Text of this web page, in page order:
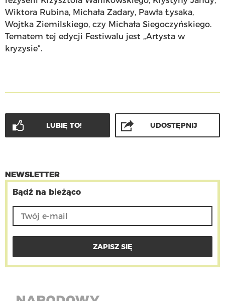
Wiktora Rubina, Michała Zadary, Pawła Łysaka,
Wojtka Ziemilskiego, czy Michała Siegoczyńskiego.
Tematem tej edycji Festiwalu jest „Artysta w
kryzysie”.
LUBIĘ TO! UDOSTĘPNIJ
NEWSLETTER
Bądź na bieżąco